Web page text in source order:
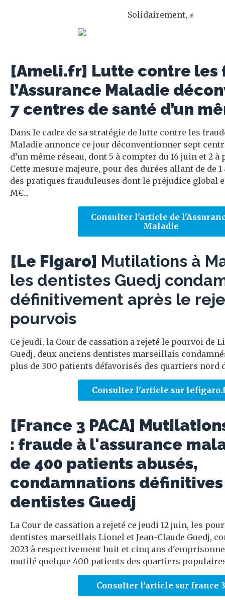
Solidairement, ✊
[Ameli.fr] Lutte contre les
l’Assurance Maladie
7 centres de santé d’un
Dans le cadre de sa stratégie de lutte contre les
Maladie annonce ce jour déconventionner sept
d’un même réseau, dont 5 à compter du 16 juin et 2
Cette mesure majeure, pour des durées allant de de
des pratiques frauduleuses dont le préjudice global
M€...
Consulter l'article de
Maladie
[Le Figaro] Mutilations à
les dentistes Guedj
définitivement après le
pourvois
Ce jeudi, la Cour de cassation a rejeté le pourvoi de
Guedj, deux anciens dentistes marseillais
plus de 300 patients défavorisés des quartiers nord
Consulter l'article sur
[France 3 PACA]
: fraude à l'assurance
de 400 patients abusés,
condamnations définitives
dentistes Guedj
La Cour de cassation a rejeté ce jeudi 12 juin, les
dentistes marseillais Lionel et Jean-Claude Guedj,
2023 à respectivement huit et cinq ans
mutilé quelque 400 patients des quartiers
Consulter l'article sur france 3